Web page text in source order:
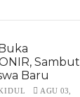
Sambut
Baru
AGU 03,